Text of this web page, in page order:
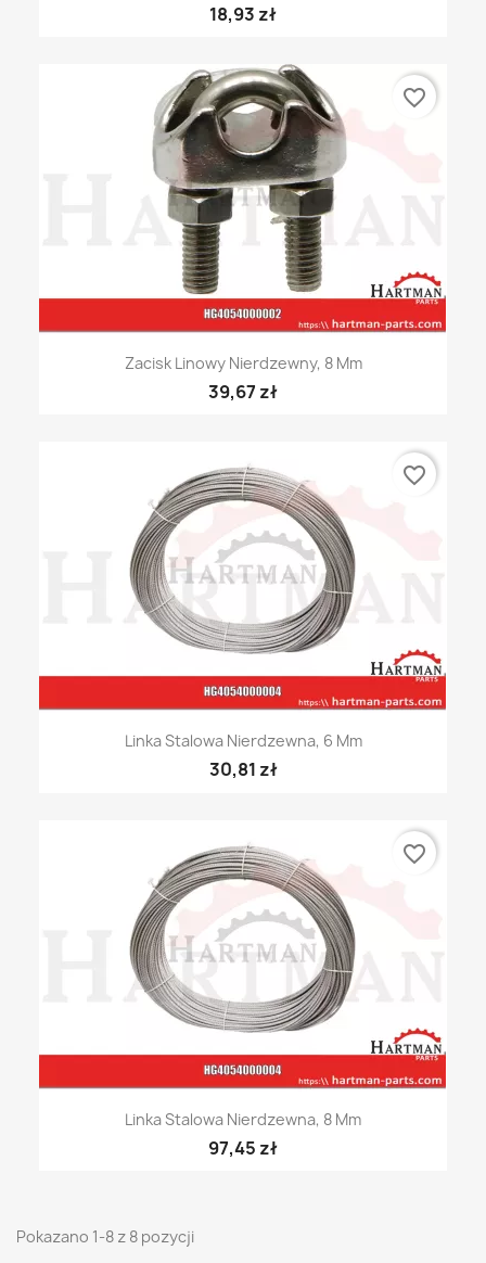
18,93 zł
Zacisk Linowy Nierdzewny, 8 Mm
39,67 zł
favorite_border
Linka Stalowa Nierdzewna, 6 Mm
30,81 zł
favorite_border
Linka Stalowa Nierdzewna, 8 Mm
97,45 zł
favorite_border
Pokazano 1-8 z 8 pozycji